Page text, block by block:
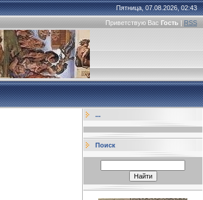
Пятница, 07.08.2026, 02:43
Приветствую Вас Гость | RSS
...
Поиск